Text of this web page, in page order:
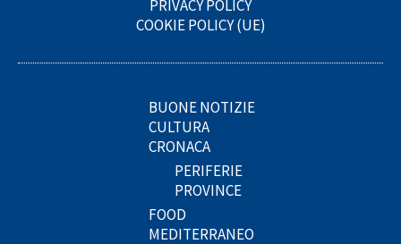
PRIVACY POLICY
COOKIE POLICY (UE)
BUONE NOTIZIE
CULTURA
CRONACA
PERIFERIE
PROVINCE
FOOD
MEDITERRANEO